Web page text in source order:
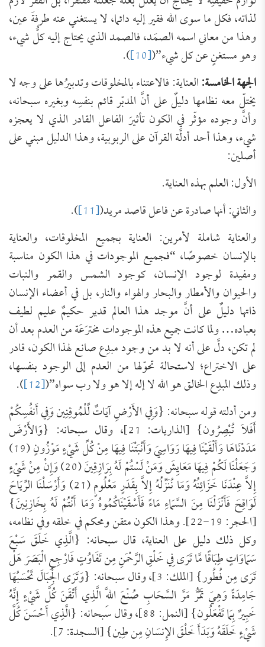
لذاته، فكل ما سوى الله فقير إليه دائما، لا يستغني عنه طرفةَ عين،
وهذا من معاني اسمه الصمَد، فالصمد الذي يحتاج إليه كلُّ شيء،
وهو مستغنٍ عن كل شيء”([10]
).
الجهة الخامسة:العناية: فالاعتناء بالمخلوقات وتدبيرُها على وجه لا
يختلّ معه نظامها دليلٌ على أنَّ المدبّر قائم بنفسِه وبغيره سبحانه،
وأنَّ وجوده مؤثّر في الكون تأثيرَ الفاعل القادر الذي لا يعجزه
شيء، وهذا أحد أدلَّة القرآن على الربوبية، وهذا الدليل مبني على
أصلين:
الأول: العلم بهذه العناية.
والثاني: أنها صادرة عن فاعل قاصد مريد([11]
).
والعناية شاملة لأمرين: العناية بجميع المخلوقات، والعناية
بالإنسان خصوصًا، “فجميع الموجودات في هذا الكون مناسبة
ومفيدة لوجود الإنسان، كوجود الشمس والقمر والنبات
والحيوان والأمطار والبحار والهواء والنار، بل في أعضاء الإنسان
ذاتها دليلٌ على أنَّ موجد هذا العالم قدير حكيمٌ عليم لطيف
بعباده… ولما كانت جميع هذه الموجودات مخترَعَة من العدم بعد أن
لم تكن، دلَّ على أنه لا بد من وجود مبدِع صانع لهذا الكون، قادر
على الاختراع؛ لاستحالة تحوّلها من العدم إلى الوجود بنفسها،
وذلك المبدِع الخالق هو الله لا إله إلا هو ولا رب سواه”([12]
).
ومن أدلته قوله سبحانه: {وَفِي الأَرْضِ آيَاتٌ لِّلْمُوقِنِين وَفِي أَنفُسِكُمْ
أَفَلاَ تُبْصِرُون} [الذاريات: 21]، وقال سبحانه: {وَالأَرْضَ
مَدَدْنَاهَا وَأَلْقَيْنَا فِيهَا رَوَاسِيَ وَأَنْبَتْنَا فِيهَا مِنْ كُلِّ شَيْءٍ مَوْزُونٍ (19)
وَجَعَلْنَا لَكُمْ فِيهَا مَعَايِشَ وَمَنْ لَسْتُمْ لَهُ بِرَازِقِينَ (20) وَإِنْ مِنْ شَيْءٍ
إِلاَّ عِنْدَنَا خَزَائِنُهُ وَمَا نُنَزِّلُهُ إِلاَّ بِقَدَرٍ مَعْلُومٍ (21) وَأَرْسَلْنَا الرِّيَاحَ
لَوَاقِحَ فَأَنْزَلْنَا مِنَ السَّمَاءِ مَاءً فَأَسْقَيْنَاكُمُوهُ وَمَا أَنْتُمْ لَهُ بِخَازِنِينَ}
[الحجر: 19-22]. وهذا الكون متقن ومحكم في خلقه وفي نظامه،
وكل ذلك دليل على العناية، قال سبحانه: {الَّذِي خَلَقَ سَبْعَ
سَمَاوَاتٍ طِبَاقًا مَّا تَرَى فِي خَلْقِ الرَّحْمَنِ مِن تَفَاوُتٍ فَارْجِعِ الْبَصَرَ هَلْ
تَرَى مِن فُطُور} [الملك: 3]، وقال سبحانه: {وَتَرَى الْجِبَالَ تَحْسَبُهَا
جَامِدَةً وَهِيَ تَمُرُّ مَرَّ السَّحَابِ صُنْعَ اللَّهِ الَّذِي أَتْقَنَ كُلَّ شَيْءٍ إِنَّهُ
خَبِيرٌ بِمَا تَفْعَلُون} [النمل: 88]، وقال سبحانه: {الَّذِي أَحْسَنَ كُلَّ
شَيْءٍ خَلَقَهُ وَبَدَأَ خَلْقَ الإِنسَانِ مِن طِين} [السجدة: 7].